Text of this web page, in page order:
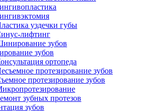
уздечки губы
лифтинг
зубов
зубов
ортопеда
протезирование зубов
протезирование зубов
зубных протезов
зубов